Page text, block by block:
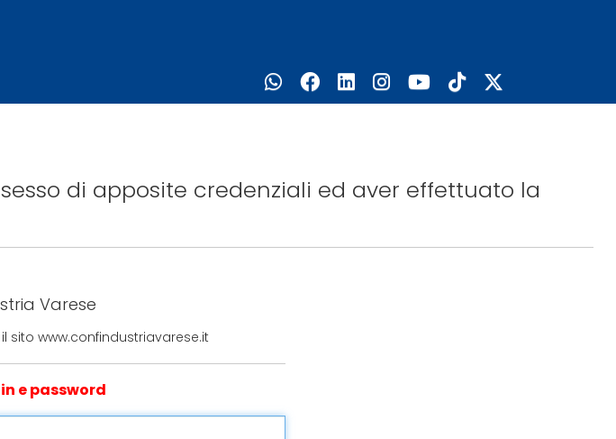
di apposite credenziali ed aver effettuato la